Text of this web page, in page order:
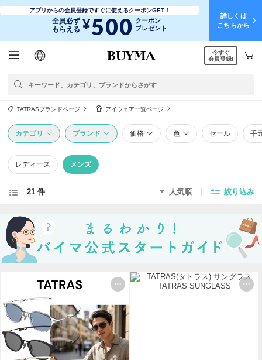
アプリからの会員登録ですぐに使えるクーポンGET！
全員必ず
もらえる ¥500 クーポン
プレゼント
詳しくは
こちらから
日本語
English
简体中文
繁體中文
今すぐ
会員登録!
TATRASブランドページ アイウェア一覧ページ
カテゴリ ブランド 価格 色 セール 手
レディース メンズ
21 件 人気順 絞り込み